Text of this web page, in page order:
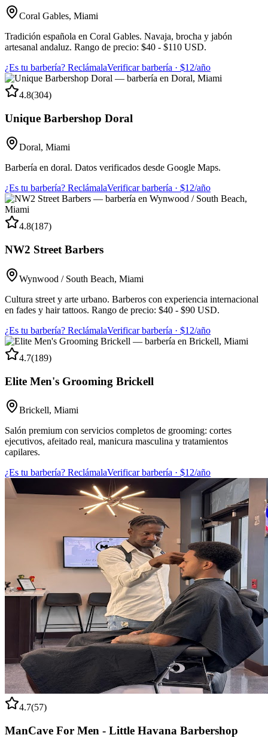
Coral Gables, Miami
Tradición española en Coral Gables. Navaja, brocha y jabón
artesanal andaluz. Rango de precio: $40 - $110 USD.
¿Es tu barbería? ReclámalaVerificar barbería · $12/año
4.8(304)
Unique Barbershop Doral
Doral, Miami
Barbería en doral. Datos verificados desde Google Maps.
¿Es tu barbería? ReclámalaVerificar barbería · $12/año
4.8(187)
NW2 Street Barbers
Wynwood / South Beach, Miami
Cultura street y arte urbano. Barberos con experiencia internacional
en fades y hair tattoos. Rango de precio: $40 - $90 USD.
¿Es tu barbería? ReclámalaVerificar barbería · $12/año
4.7(189)
Elite Men's Grooming Brickell
Brickell, Miami
Salón premium con servicios completos de grooming: cortes
ejecutivos, afeitado real, manicura masculina y tratamientos
capilares.
¿Es tu barbería? ReclámalaVerificar barbería · $12/año
4.7(57)
ManCave For Men - Little Havana Barbershop